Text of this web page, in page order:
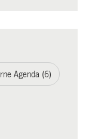
Agenda (6)